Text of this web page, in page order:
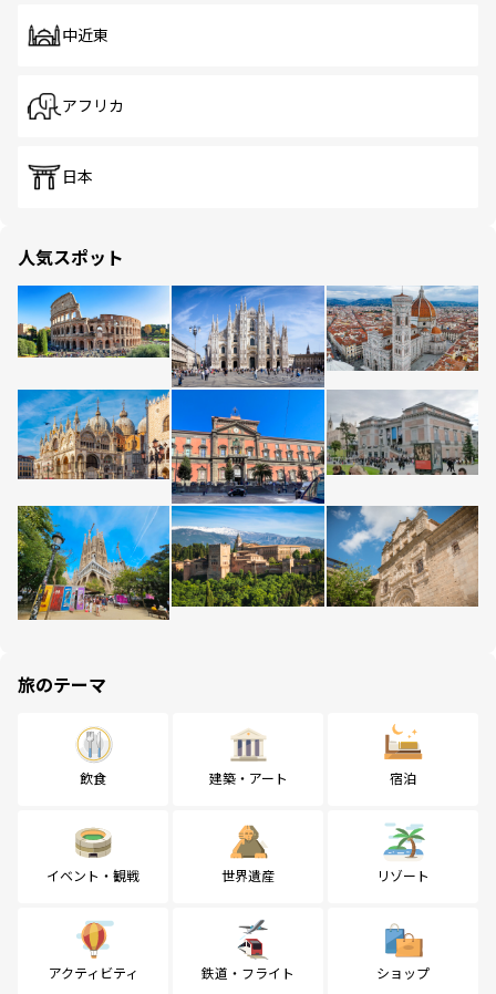
中近東
アフリカ
日本
人気スポット
旅のテーマ
飲食 建築・アート 宿泊
イベント・観戦 世界遺産 リゾート
アクティビティ 鉄道・フライト ショップ